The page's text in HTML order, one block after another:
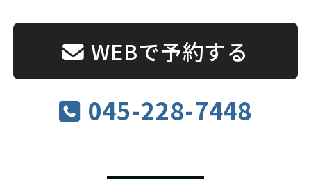
WEBで予約する
045-228-7448